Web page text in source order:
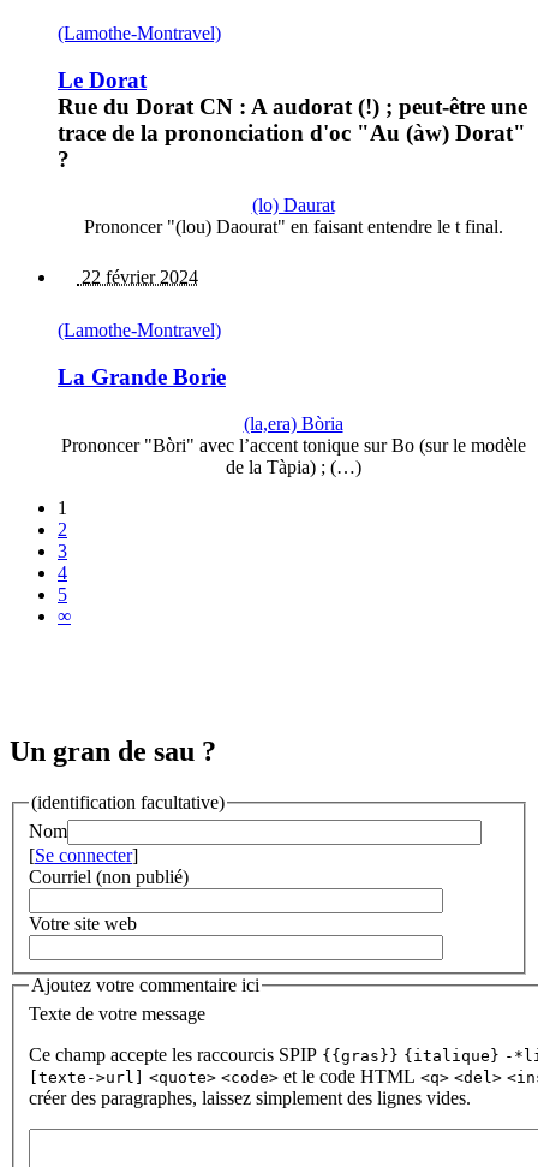
(Lamothe-Montravel)
Le Dorat
Rue du Dorat CN : A audorat (!) ; peut-être une
trace de la prononciation d'oc "Au (àw) Dorat"
?
(lo) Daurat
Prononcer "(lou) Daourat" en faisant entendre le t final.
22 février 2024
(Lamothe-Montravel)
La Grande Borie
(la,era) Bòria
Prononcer "Bòri" avec l’accent tonique sur Bo (sur le modèle
de la Tàpia) ; (…)
1
2
3
4
5
∞
Un gran de sau ?
(identification facultative)
Nom
[Se connecter]
Courriel (non publié)
Votre site web
Ajoutez votre commentaire ici
Texte de votre message
Ce champ accepte les raccourcis SPIP {{gras}} {italique} -
[texte->url] <quote> <code> et le code HTML <q> <del>
créer des paragraphes, laissez simplement des lignes vides.